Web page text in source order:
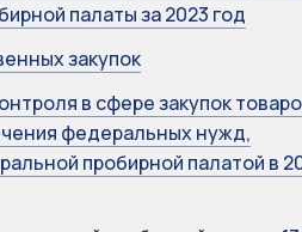
палаты за 2023 год
закупок
в сфере закупок
федеральных нужд,
пробирной палатой в